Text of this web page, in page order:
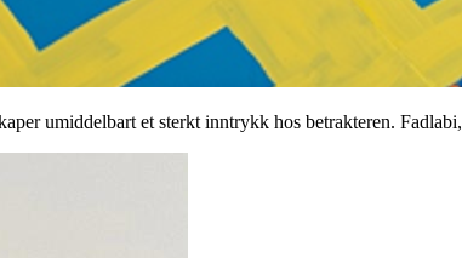
umiddelbart et sterkt inntrykk hos betrakteren. Fadlabi,